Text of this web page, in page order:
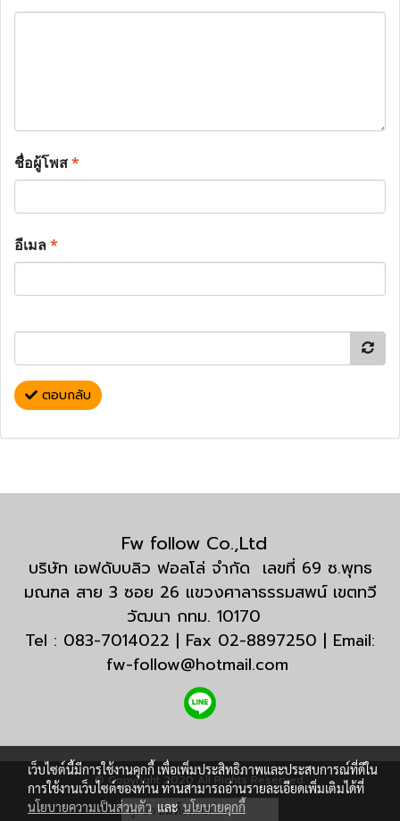
ชื่อผู้โพส*
อีเมล*
ตอบกลับ
Fw follow Co.,Ltd
บริษัท เอฟดับบลิว ฟอลโล่ จำกัด เลขที่ 69 ซ.พุทธ
มณฑล สาย 3 ซอย 26 แขวงศาลาธรรมสพน์ เขตทวี
วัฒนา กทม. 10170
Tel : 083-7014022 | Fax 02-8897250 | Email:
fw-follow@hotmail.com
© Copyright 2020 All Rights Reserved.
ผู้เข้าชมทั้งหมด
เว็บไซต์นี้มีการใช้งานคุกกี้ เพื่อเพิ่มประสิทธิภาพและประสบการณ์ที่ดีใน
การใช้งานเว็บไซต์ของท่าน ท่านสามารถอ่านรายละเอียดเพิ่มเติมได้ที่
นโยบายความเป็นส่วนตัวและนโยบายคุกกี้